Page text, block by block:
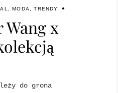
,MODA,TRENDY
Wang x
do grona